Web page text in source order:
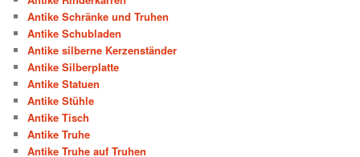
Antike Schränke und Truhen
Antike Schubladen
Antike silberne Kerzenständer
Antike Silberplatte
Antike Statuen
Antike Stühle
Antike Tisch
Antike Truhe
Antike Truhe auf Truhen